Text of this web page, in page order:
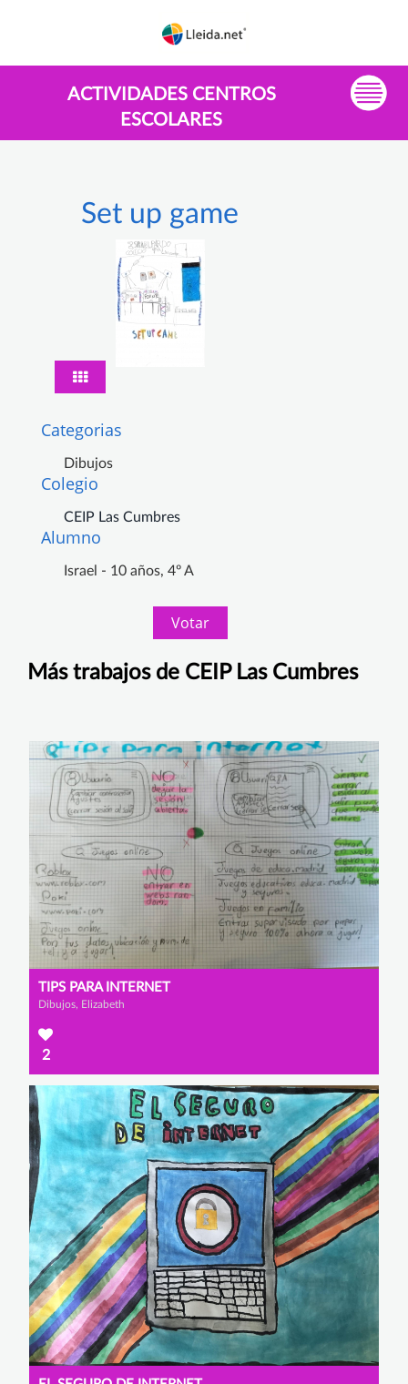
ACTIVIDADES CENTROS
ESCOLARES
Set up game
Categorias
Dibujos
Colegio
CEIP Las Cumbres
Alumno
Israel - 10 años, 4º A
Votar
Más trabajos de CEIP Las Cumbres
TIPS PARA INTERNET
Dibujos, Elizabeth
2